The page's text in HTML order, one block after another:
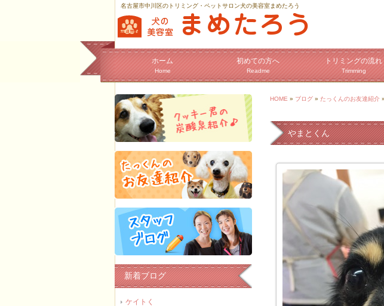
名古屋市中川区のトリミング・ペットサロン犬の美容室まめたろう
ホーム
Home
初めての方へ
Readme
トリミングの流れ
Trimming
HOME » ブログ » たっくんのお友達紹介
やまとくん
新着ブログ
ケイトく